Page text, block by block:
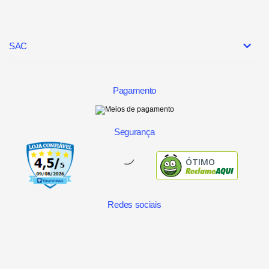
SAC
Pagamento
Segurança
ÓTIMO
Redes sociais